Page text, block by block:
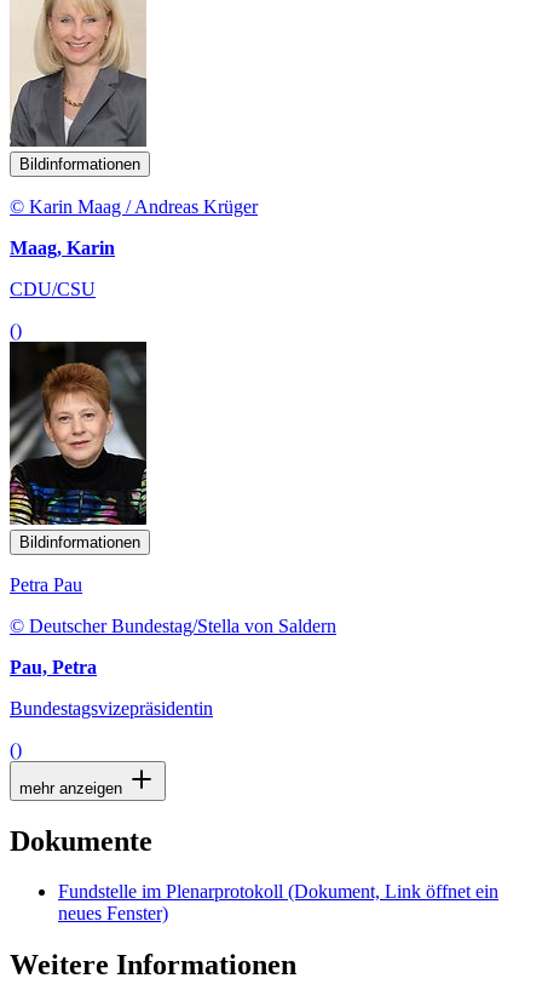
Bildinformationen
© Karin Maag / Andreas Krüger
Maag, Karin
CDU/CSU
()
Bildinformationen
Petra Pau
© Deutscher Bundestag/Stella von Saldern
Pau, Petra
Bundestagsvizepräsidentin
()
mehr anzeigen
Dokumente
Fundstelle im Plenarprotokoll (Dokument, Link öffnet ein
neues Fenster)
Weitere Informationen